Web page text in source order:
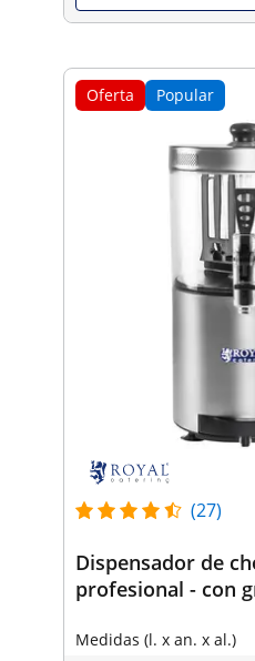
Oferta Popular
(27)
Dispensador de
profesional - con
Medidas (l. x an. x al.)